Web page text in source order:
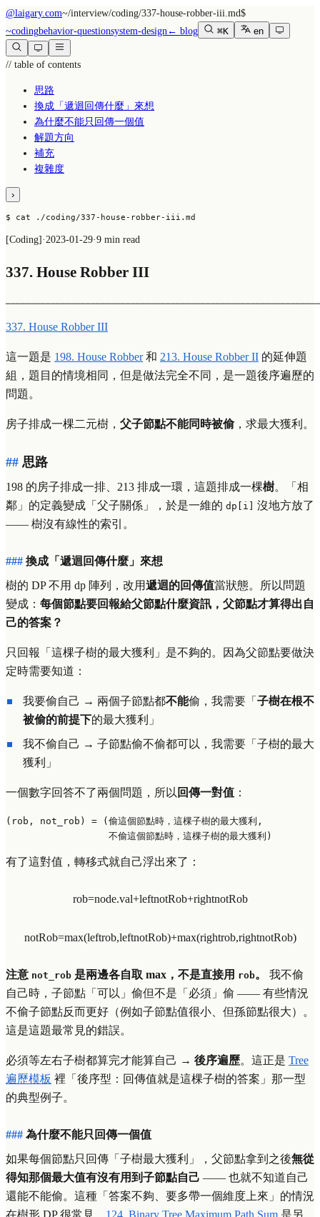
@laigary.com~/interview/coding/337-house-robber-iii.md$
~codingbehavior-questionsystem-design ← blog ⌘K en
// table of contents
思路
換成「遞迴回傳什麼」來想
為什麼不能只回傳一個值
解題方向
補充
複雜度
›
$ cat ./coding/337-house-robber-iii.md
[Coding] · 2023-01-29·9 min read
337. House Robber III
337. House Robber III
這一題是 198. House Robber和 213. House Robber II 的延伸題
組，題目的情境相同，但是做法完全不同，是一題後序遍歷的
問題。
房子排成一棵二元樹， 父子節點不能同時被偷，求最大獲利。
思路
198 的房子排成一排、213 排成一環，這題排成一棵樹。「相
鄰」的定義變成「父子關係」，於是一維的 dp[i]
沒地方放了
—— 樹沒有線性的索引。
換成「遞迴回傳什麼」來想
樹的 DP 不用 dp 陣列，改用遞迴的回傳值當狀態。所以問題
變成： 每個節點要回報給父節點什麼資訊，父節點才算得出自
己的答案？
只回報「這棵子樹的最大獲利」是不夠的。因為父節點要做決
定時需要知道：
我要偷自己 → 兩個子節點都不能偷，我需要「 子樹在根不
被偷的前提下的最大獲利」
我不偷自己 → 子節點偷不偷都可以，我需要「子樹的最大
獲利」
一個數字回答不了兩個問題，所以 回傳一對值 ：
(rob, not_rob) = (偷這個節點時，這棵子樹的最大獲利,
有了這對值，轉移式就自己浮出來了：
rob=node.val+leftnotRob+rightnotRob
notRob=max(leftrob,leftnotRob)+max(rightrob,rightnotRob)
注意 not_rob 是兩邊各自取 max，不是直接用 rob。
我不偷
自己時，子節點「可以」偷但不是「必須」偷 —— 有些情況
不偷子節點反而更好（例如子節點值很小、但孫節點很大）。
這是這題最常見的錯誤。
必須等左右子樹都算完才能算自己 → 後序遍歷。這正是 Tree
遍歷模板 裡「後序型：回傳值就是這棵子樹的答案」那一型
的典型例子。
為什麼不能只回傳一個值
如果每個節點只回傳「子樹最大獲利」，父節點拿到之後無從
得知那個最大值有沒有用到子節點自己 —— 也就不知道自己
還能不能偷。這種「答案不夠、要多帶一個維度上來」的情況
在樹形 DP 很常見， 124. Binary Tree Maximum Path Sum 是另